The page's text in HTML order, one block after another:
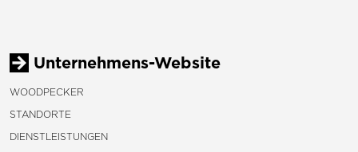
Unternehmens-Website
WOODPECKER
STANDORTE
DIENSTLEISTUNGEN